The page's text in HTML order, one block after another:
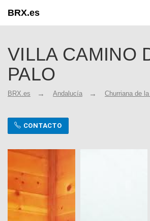
BRX.es
VILLA CAMINO
PALO
BRX.es Andalucía Churriana de
CONTACTO